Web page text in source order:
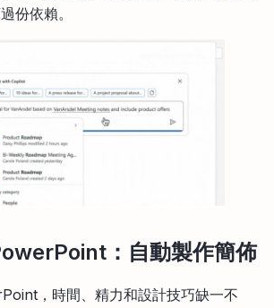
份依賴。
：自動製作簡佈
，時間、精力和設計技巧缺一不